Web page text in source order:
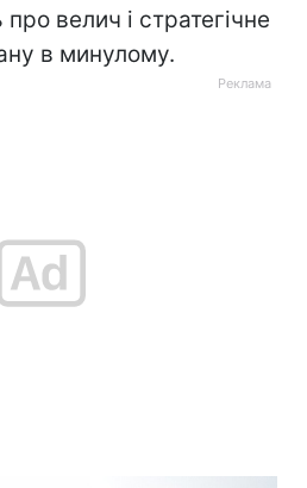
про велич і стратегічне
в минулому.